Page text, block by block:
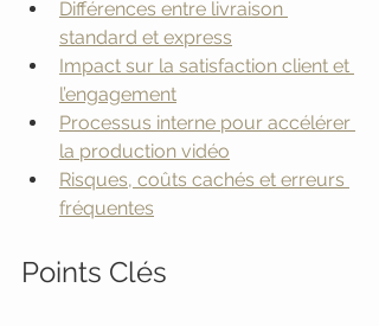
Différences entre livraison
standard et express
Impact sur la satisfaction client et
l’engagement
Processus interne pour accélérer
la production vidéo
Risques, coûts cachés et erreurs
fréquentes
Points Clés